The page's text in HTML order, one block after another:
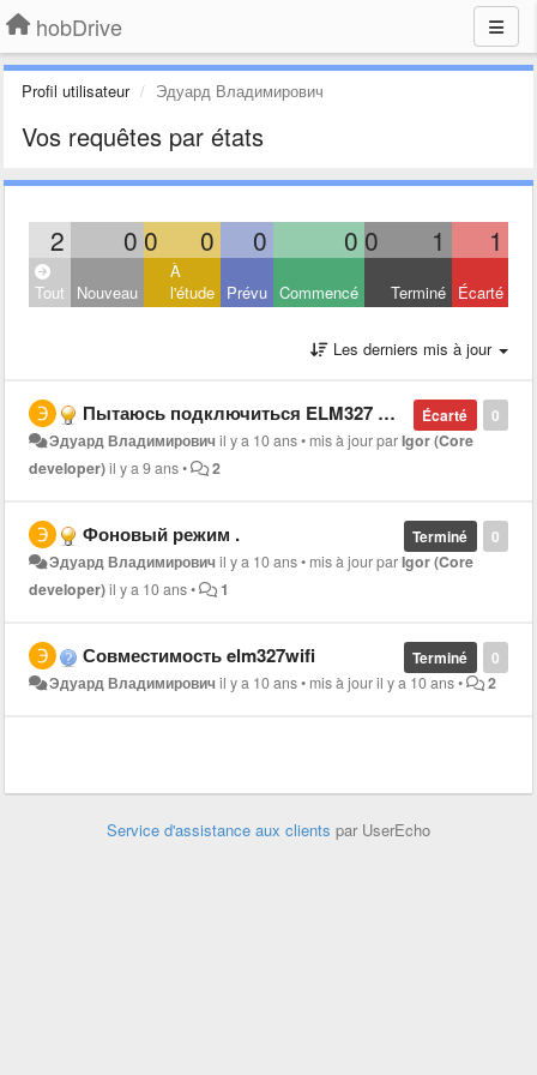
hobDrive
Profil utilisateur Эдуард Владимирович
Vos requêtes par états
2 0 0 0 0 0 0 1 1
Tout Nouveau
À
l'étude Prévu Commencé Terminé Écarté
Les derniers mis à jour
0
Écarté
Пытаюсь подключиться ELM327 WI FI выдает ошибку "Port not selected"
Эдуард Владимирович il y a 10 ans• mis à jour parIgor (Core
developer)il y a 9 ans• 2
0
Terminé
Фоновый режим .
Эдуард Владимирович il y a 10 ans• mis à jour parIgor (Core
developer)il y a 10 ans• 1
0
Terminé
Совместимость elm327wifi
Эдуард Владимирович il y a 10 ans• mis à jouril y a 10 ans• 2
Service d'assistance aux clients par UserEcho